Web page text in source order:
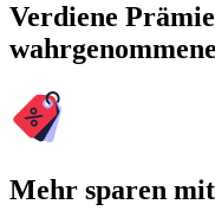
Verdiene
Mehr sparen